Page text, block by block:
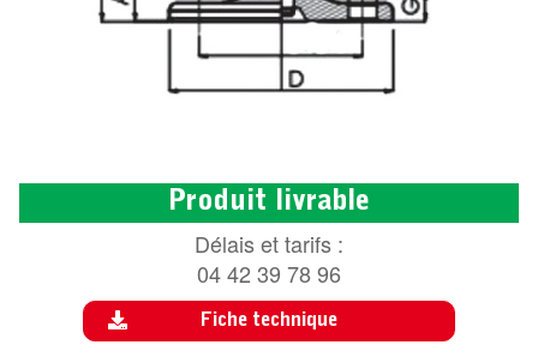
Produit livrable
Délais et tarifs :
04 42 39 78 96
Fiche technique